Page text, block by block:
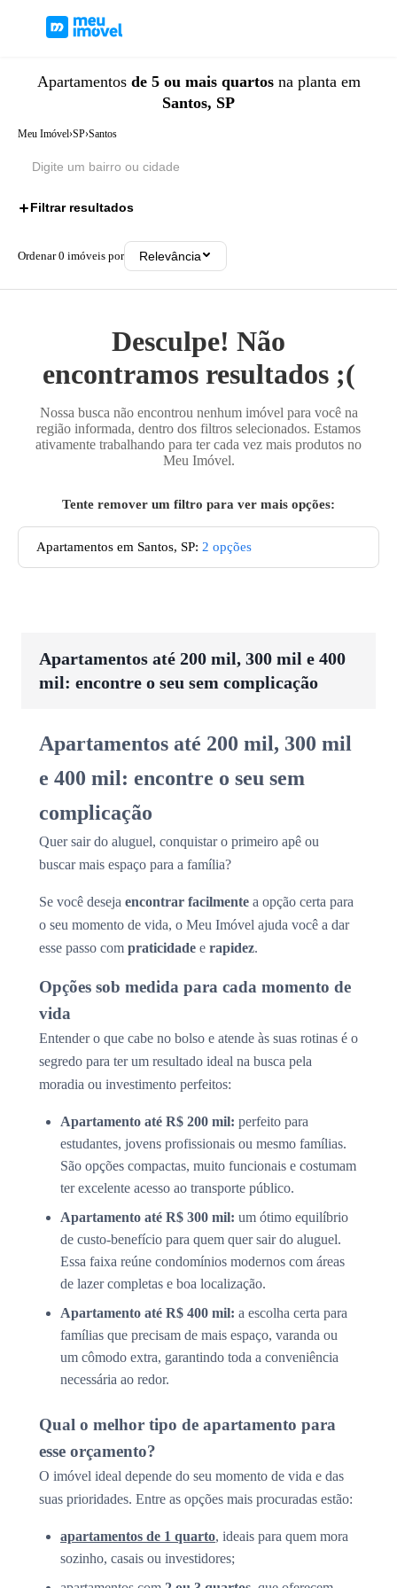
Apartamentos de 5 ou mais quartosna planta em
Santos, SP
Meu Imóvel›SP›Santos
Filtrar resultados
Ordenar0 imóveis por Relevância
Desculpe! Não
encontramos resultados ;(
Nossa busca não encontrou nenhum imóvel para você na
região informada, dentro dos filtros selecionados. Estamos
ativamente trabalhando para ter cada vez mais produtos no
Meu Imóvel.
Tente remover um filtro para ver mais opções:
Apartamentos em Santos, SP: 2 opções
Apartamentos até 200 mil, 300 mil e 400
mil: encontre o seu sem complicação
Apartamentos até 200 mil, 300 mil
e 400 mil: encontre o seu sem
complicação
Quer sair do aluguel, conquistar o primeiro apê ou
buscar mais espaço para a família?
Se você deseja encontrar facilmente a opção certa para
o seu momento de vida, o Meu Imóvel ajuda você a dar
esse passo com praticidade e rapidez.
Opções sob medida para cada momento de
vida
Entender o que cabe no bolso e atende às suas rotinas é o
segredo para ter um resultado ideal na busca pela
moradia ou investimento perfeitos:
Apartamento até R$ 200 mil: perfeito para
estudantes, jovens profissionais ou mesmo famílias.
São opções compactas, muito funcionais e costumam
ter excelente acesso ao transporte público.
Apartamento até R$ 300 mil: um ótimo equilíbrio
de custo-benefício para quem quer sair do aluguel.
Essa faixa reúne condomínios modernos com áreas
de lazer completas e boa localização.
Apartamento até R$ 400 mil: a escolha certa para
famílias que precisam de mais espaço, varanda ou
um cômodo extra, garantindo toda a conveniência
necessária ao redor.
Qual o melhor tipo de apartamento para
esse orçamento?
O imóvel ideal depende do seu momento de vida e das
suas prioridades. Entre as opções mais procuradas estão:
apartamentos de 1 quarto, ideais para quem mora
sozinho, casais ou investidores;